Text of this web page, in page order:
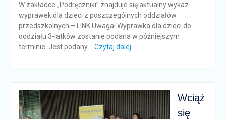
W zakładce „Podręczniki” znajduje się aktualny wykaz
wyprawek dla dzieci z poszczególnych oddziałów
przedszkolnych – LINK Uwaga! Wyprawka dla dzieci do
oddziału 3-latków zostanie podana w późniejszym
terminie. Jest podany
Czytaj dalej
Wciąż
się